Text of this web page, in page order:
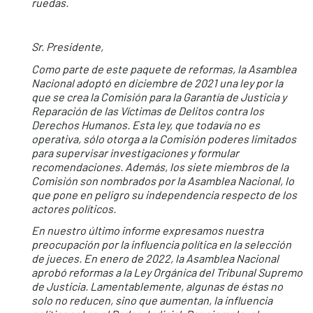
Sr. Presidente,
Como parte de este paquete de reformas, la Asamblea
Nacional adoptó en diciembre de 2021 una ley por la
que se crea la Comisión para la Garantía de Justicia y
Reparación de las Víctimas de Delitos contra los
Derechos Humanos. Esta ley, que todavía no es
operativa, sólo otorga a la Comisión poderes limitados
para supervisar investigaciones y formular
recomendaciones. Además, los siete miembros de la
Comisión son nombrados por la Asamblea Nacional, lo
que pone en peligro su independencia respecto de los
actores políticos.
En nuestro último informe expresamos nuestra
preocupación por la influencia política en la selección
de jueces. En enero de 2022, la Asamblea Nacional
aprobó reformas a la Ley Orgánica del Tribunal Supremo
de Justicia. Lamentablemente, algunas de éstas no
solo no reducen, sino que aumentan, la influencia